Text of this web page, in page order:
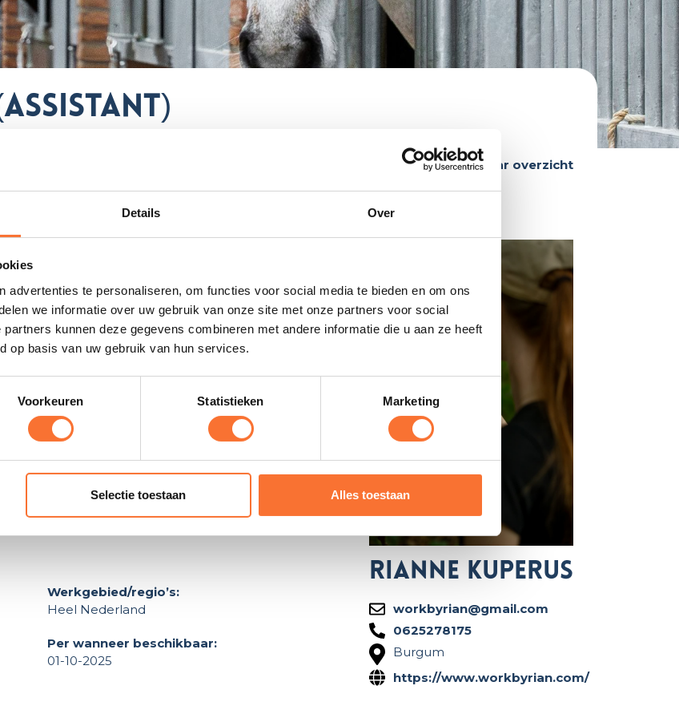
Details Over
advertenties te personaliseren, om functies voor social media te bieden en om ons
we informatie over uw gebruik van onze site met onze partners voor social
kunnen deze gegevens combineren met andere informatie die u aan ze heeft
op basis van uw gebruik van hun services.
Voorkeuren Statistieken Marketing
Selectie toestaan Alles toestaan
bedrijf
Terug naar overzicht
ik hippische ondernemers om meer rust, overzicht en
focussen op wat écht belangrijk is. Daarnaast werk
combineer met mijn liefde voor dieren en het
Georgia die altijd model mag staat voor mijn business
of iemand die met je meedenkt? Bij mij krijg je de
en focus te ondernemen zonder dat alles op
voor de volle dm’s, mails beantwoorden en
posts inplannen zodat die op tijd online komen en nog
belangrijk structuur en duidelijkheid zijn. Die aanpak
met oog voor wat echt werkt.
en vind het leuk om samen te groeien met jouw
Werkgebied/regio’s:
Heel Nederland
Per wanneer beschikbaar:
01-10-2025
Rianne Kuperus
workbyrian@gmail.com
0625278175
Burgum
https://www.workbyrian.com/